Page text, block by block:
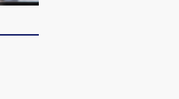
【商旅对话】华住集团
住三大增长引擎是什么？